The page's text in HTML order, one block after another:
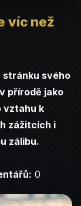
víc než
stránku svého
přírodě jako
vztahu k
zážitcích i
zálibu.
0